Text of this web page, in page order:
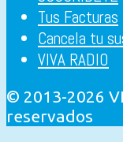
Tus Facturas
Cancela tu
VIVA RADIO
© 2013-2026
reservados